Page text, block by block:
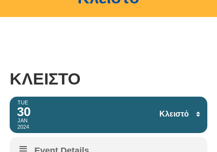
ΚΛΕΙΣΤΌ
2024
TUE
30
JAN
Κλειστό